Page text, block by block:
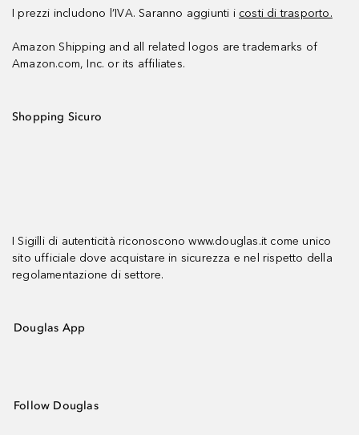
I prezzi includono l’IVA. Saranno aggiunti i costi di trasporto.
Amazon Shipping and all related logos are trademarks of
Amazon.com, Inc. or its affiliates.
Shopping Sicuro
I Sigilli di autenticità riconoscono www.douglas.it come unico
sito ufficiale dove acquistare in sicurezza e nel rispetto della
regolamentazione di settore.
Douglas App
Follow Douglas